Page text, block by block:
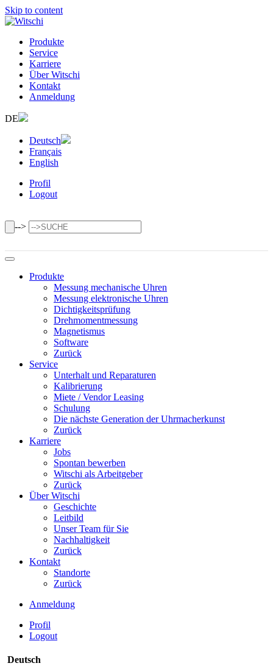
Skip to content
Produkte
Service
Karriere
Über Witschi
Kontakt
Anmeldung
DE
Deutsch
Français
English
Profil
Logout
-->
Produkte
Messung mechanische Uhren
Messung elektronische Uhren
Dichtigkeitsprüfung
Drehmomentmessung
Magnetismus
Software
Zurück
Service
Unterhalt und Reparaturen
Kalibrierung
Miete / Vendor Leasing
Schulung
Die nächste Generation der Uhrmacherkunst
Zurück
Karriere
Jobs
Spontan bewerben
Witschi als Arbeitgeber
Zurück
Über Witschi
Geschichte
Leitbild
Unser Team für Sie
Nachhaltigkeit
Zurück
Kontakt
Standorte
Zurück
Anmeldung
Profil
Logout
Deutsch